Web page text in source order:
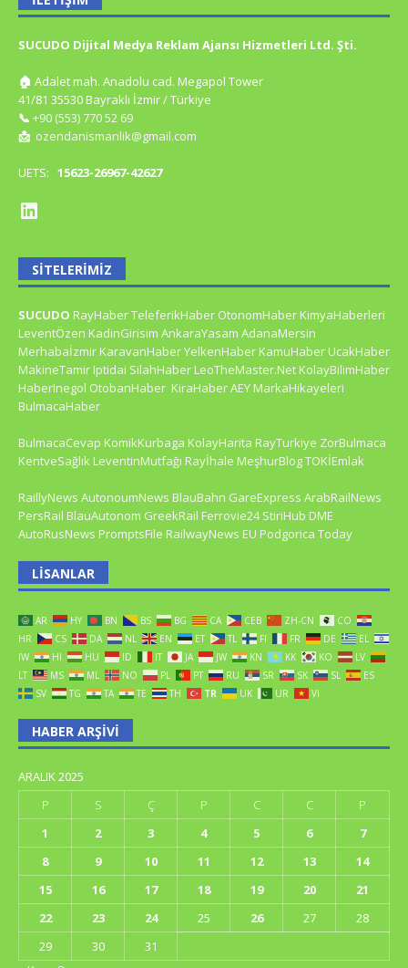
SUCUDO Dijital Medya Reklam Ajansı Hizmetleri Ltd. Şti.
🏠 Adalet mah. Anadolu cad. Megapol Tower
41/81 35530 Bayraklı İzmir / Türkiye
📞 +90 (553) 770 52 69
📩 ozendanismanlik@gmail.com
UETS: 15623-26967-42627
SITELERIMIZ
SUCUDO RayHaberTeleferikHaber OtonomHaber KimyaHaberleri
LeventÖzen KadinGirisim AnkaraYasam AdanaMersin
Merhabaİzmir KaravanHaberYelkenHaber KamuHaber UcakHaber
MakineTamir Iptidai SilahHaber LeoTheMaster.Net KolayBilimHaber
HaberInegol OtobanHaber KiraHaberAEY MarkaHikayeleri
BulmacaHaber
BulmacaCevap KomikKurbaga KolayHarita RayTurkiye ZorBulmaca
KentveSağlık LeventinMutfağı Rayİhale MeşhurBlogTOKİEmlak
RaillyNews AutonoumNews BlauBahn GareExpress ArabRailNews
PersRail BlauAutonom GreekRail Ferrovie24 StiriHub DME
AutoRusNews PromptsFile RailwayNews EU Podgorica Today
LISANLAR
AR HY BN BS BG CA CEB ZH-CN
CO
HR
CS DA NL EN ET TL FI FR DE
EL
IW
HI HU ID IT JA JW KN KK KO
LV
LT
MS ML NO PL PT RU SR SK SL
ES
SV
TG TA TE TH TR UK UR VI
HABER ARŞIVI
ARALIK 2025
P
S Ç P C C
P
1
2 3 4 5 6
7
8
9 10 11 12 13
14
15
16 17 18 19 20
21
22
23 24 25 26 27
28
29
30
31